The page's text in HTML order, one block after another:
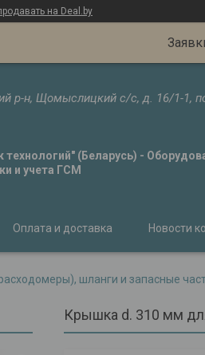
на Deal.by
р-н, Щомыслицкий с/с, д. 16/1-1,
технологий" (Беларусь) -
и учета ГСМ
Оплата и доставка Новости
шланги и запасные
Крышка d. 310 мм